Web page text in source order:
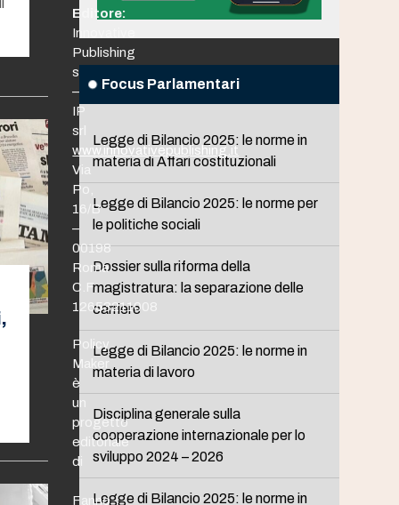
Focus Parlamentari
Legge di Bilancio 2025: le norme in
materia di Affari costituzionali
Legge di Bilancio 2025: le norme per
le politiche sociali
Dossier sulla riforma della
magistratura: la separazione delle
carriere
Legge di Bilancio 2025: le norme in
materia di lavoro
Disciplina generale sulla
cooperazione internazionale per lo
sviluppo 2024 – 2026
Legge di Bilancio 2025: le norme in
Editore:
Innovative
Publishing
srl
–
IP
srl
www.innovativepublishing.it
Via
Po,
16/B
–
00198
Roma
C.F.
12653211008
Policy
Maker
è
un
progetto
editoriale
di
Fanno